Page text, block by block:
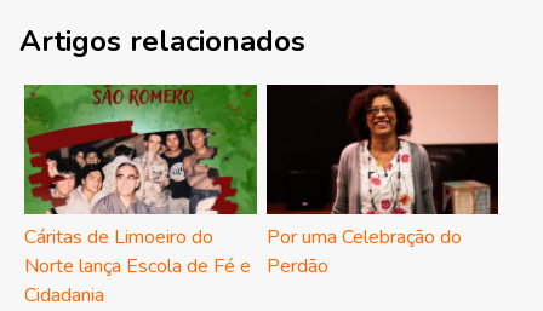
Artigos relacionados
Cáritas de Limoeiro do
Norte lança Escola de Fé e
Cidadania
Por uma Celebração do
Perdão